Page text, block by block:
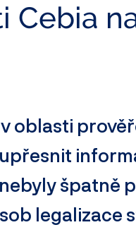
Cebia
oblasti
špatně
legalizace